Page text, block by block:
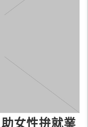
女性拚就業